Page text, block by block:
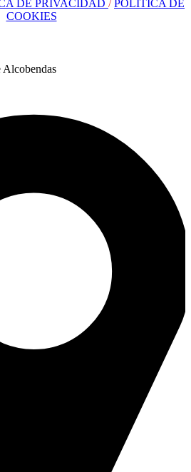
DE PRIVACIDAD / POLÍTICA DE
COOKIES